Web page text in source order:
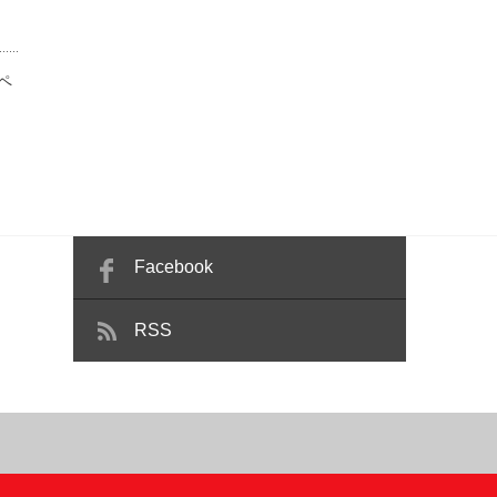
Facebook
RSS